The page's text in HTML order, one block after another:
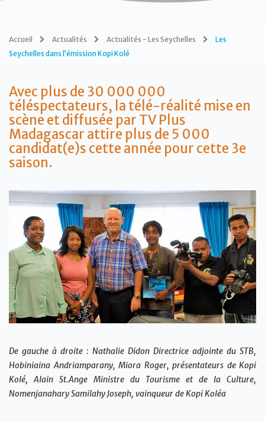
Accueil Actualités Actualités - Les Seychelles
Les
Seychelles dans l’émission Kopi Kolé
Avec plus de 30 000 000
téléspectateurs, la télé-réalité mise en
scène et diffusée par TV Plus
Madagascar attire plus de 5 000
candidat(e)s cette année pour cette 3e
saison.
De gauche à droite : Nathalie Didon Directrice adjointe du STB,
Hobiniaina Andriamparany, Miora Roger, présentateurs de Kopi
Kolé, Alain St.Ange Ministre du Tourisme et de la Culture,
Nomenjanahary Samilahy Joseph, vainqueur de Kopi Koléa